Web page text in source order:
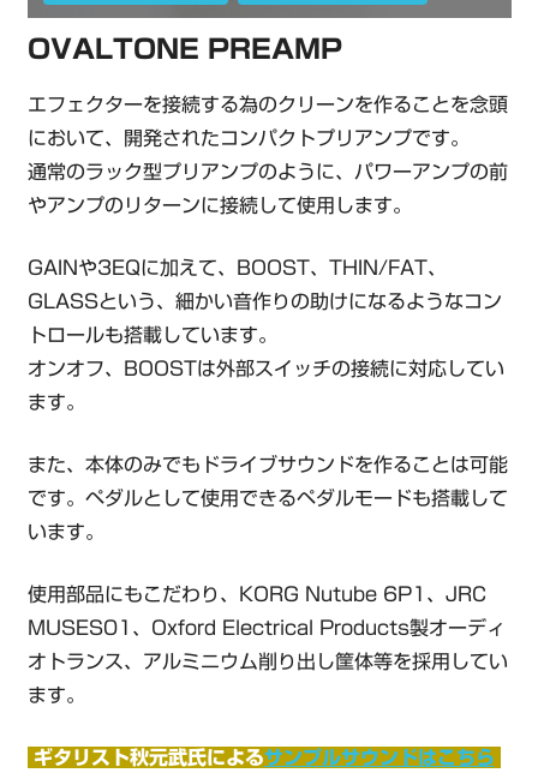
OVALTONE PREAMP
エフェクターを接続する為のクリーンを作ることを念頭
において、開発されたコンパクトプリアンプです。
通常のラック型プリアンプのように、パワーアンプの前
やアンプのリターンに接続して使用します。
GAINや3EQに加えて、BOOST、THIN/FAT、
GLASSという、細かい音作りの助けになるようなコン
トロールも搭載しています。
オンオフ、BOOSTは外部スイッチの接続に対応してい
ます。
また、本体のみでもドライブサウンドを作ることは可能
です。ペダルとして使用できるペダルモードも搭載して
います。
使用部品にもこだわり、KORG Nutube 6P1、JRC
MUSES01、Oxford Electrical Products製オーディ
オトランス、アルミニウム削り出し筐体等を採用してい
ます。
ギタリスト秋元武氏によるサンプルサウンドはこちら